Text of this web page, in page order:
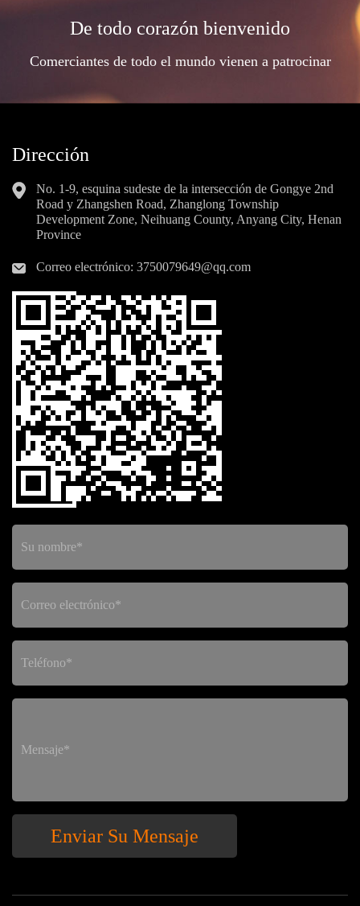
De todo corazón bienvenido
Comerciantes de todo el mundo vienen a patrocinar
Dirección
No. 1-9, esquina sudeste de la intersección de Gongye 2nd
Road y Zhangshen Road, Zhanglong Township
Development Zone, Neihuang County, Anyang City, Henan
Province
Correo electrónico: 3750079649@qq.com